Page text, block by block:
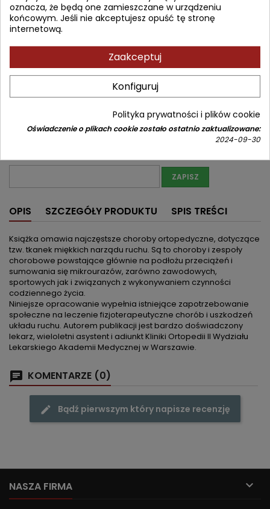
Najniższa cena w okresie 30 dni przed promocją:47,88 zł
Ilość Produkt niedostępny
Nakład wyczerpany (niedostępny u wydawcy)
Powiadom mnie o dostępności
Wprowadź swój adres email, aby otrzymać powiadomienie o
ZAPISZ
OPIS SZCZEGÓŁY PRODUKTU SPIS TREŚCI
Książka omawia najczęstsze choroby ortopedyczne, dotyczące
tzw. tkanek miękkich narządu ruchu. Są to choroby i zespoły
chorobowe powstające głównie na podłożu przeciążeń i
sumowania się mikrourazów, zarówno zawodowych,
sportowych jak i związanych z wykonywaniem czynności
codziennego życia.
Niniejsze opracowanie wypełnia istniejące zapotrzebowanie
społeczne na leczenie fizjoterapeutyczne chorób i uszkodzeń
układu ruchu. Autorem publikacji jest bardzo doświadczony
lekarz, wieloletni asystent i adiunkt Kliniki Ortopedii II Wydziału
Lekarskiego Akademii Medycznej w Warszawie.
KOMENTARZE (0)
Bądź pierwszym który napisze recenzję
NASZA FIRMA 
oznacza, że będą one zamieszczane w urządzeniu
końcowym. Jeśli nie akceptujesz opuść tę stronę
internetową.
Zaakceptuj
Konfiguruj
Polityka prywatności i plików cookie
Oświadczenie o plikach cookie zostało ostatnio zaktualizowane:
2024-09-30